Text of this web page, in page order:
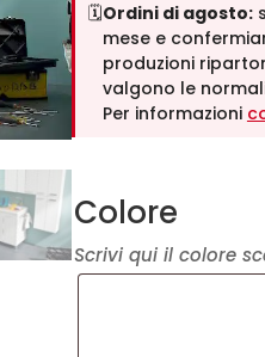
🗓️Ordini di agosto:
mese e
produzioni
valgono le
Per informazioni
Colore
Scrivi qui il colore